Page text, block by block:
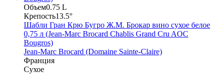
Объем0.75 L
Крепость13.5°
Шабли Гран Крю Бугро Ж.М. Брокар вино сухое белое
0,75 л (Jean-Marc Brocard Chablis Grand Cru AOC
Bougros)
Jean-Marc Brocard (Domaine Sainte-Claire)
Франция
Сухое